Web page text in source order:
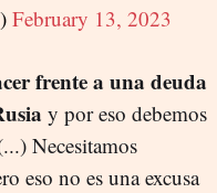
February 13, 2023
frente a una deuda
y por eso debemos
Necesitamos
eso no es una excusa